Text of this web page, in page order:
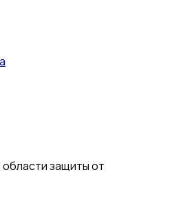
защиты от